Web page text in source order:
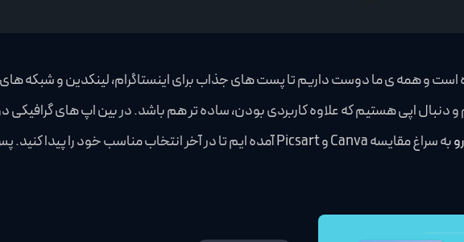
است و همه ی ما دوست داریم تا پست های جذاب برای اینستاگرام، لینکدین و شبکه
اپی هستیم که علاوه کاربردی بودن، ساده تر هم باشد. در بین اپ های گرافیکی
به سراغ مقایسه Canva و Picsart آمده ایم تا در آخر انتخاب مناسب خود را پیدا کنید. پس با کانگورو همراه باشید.